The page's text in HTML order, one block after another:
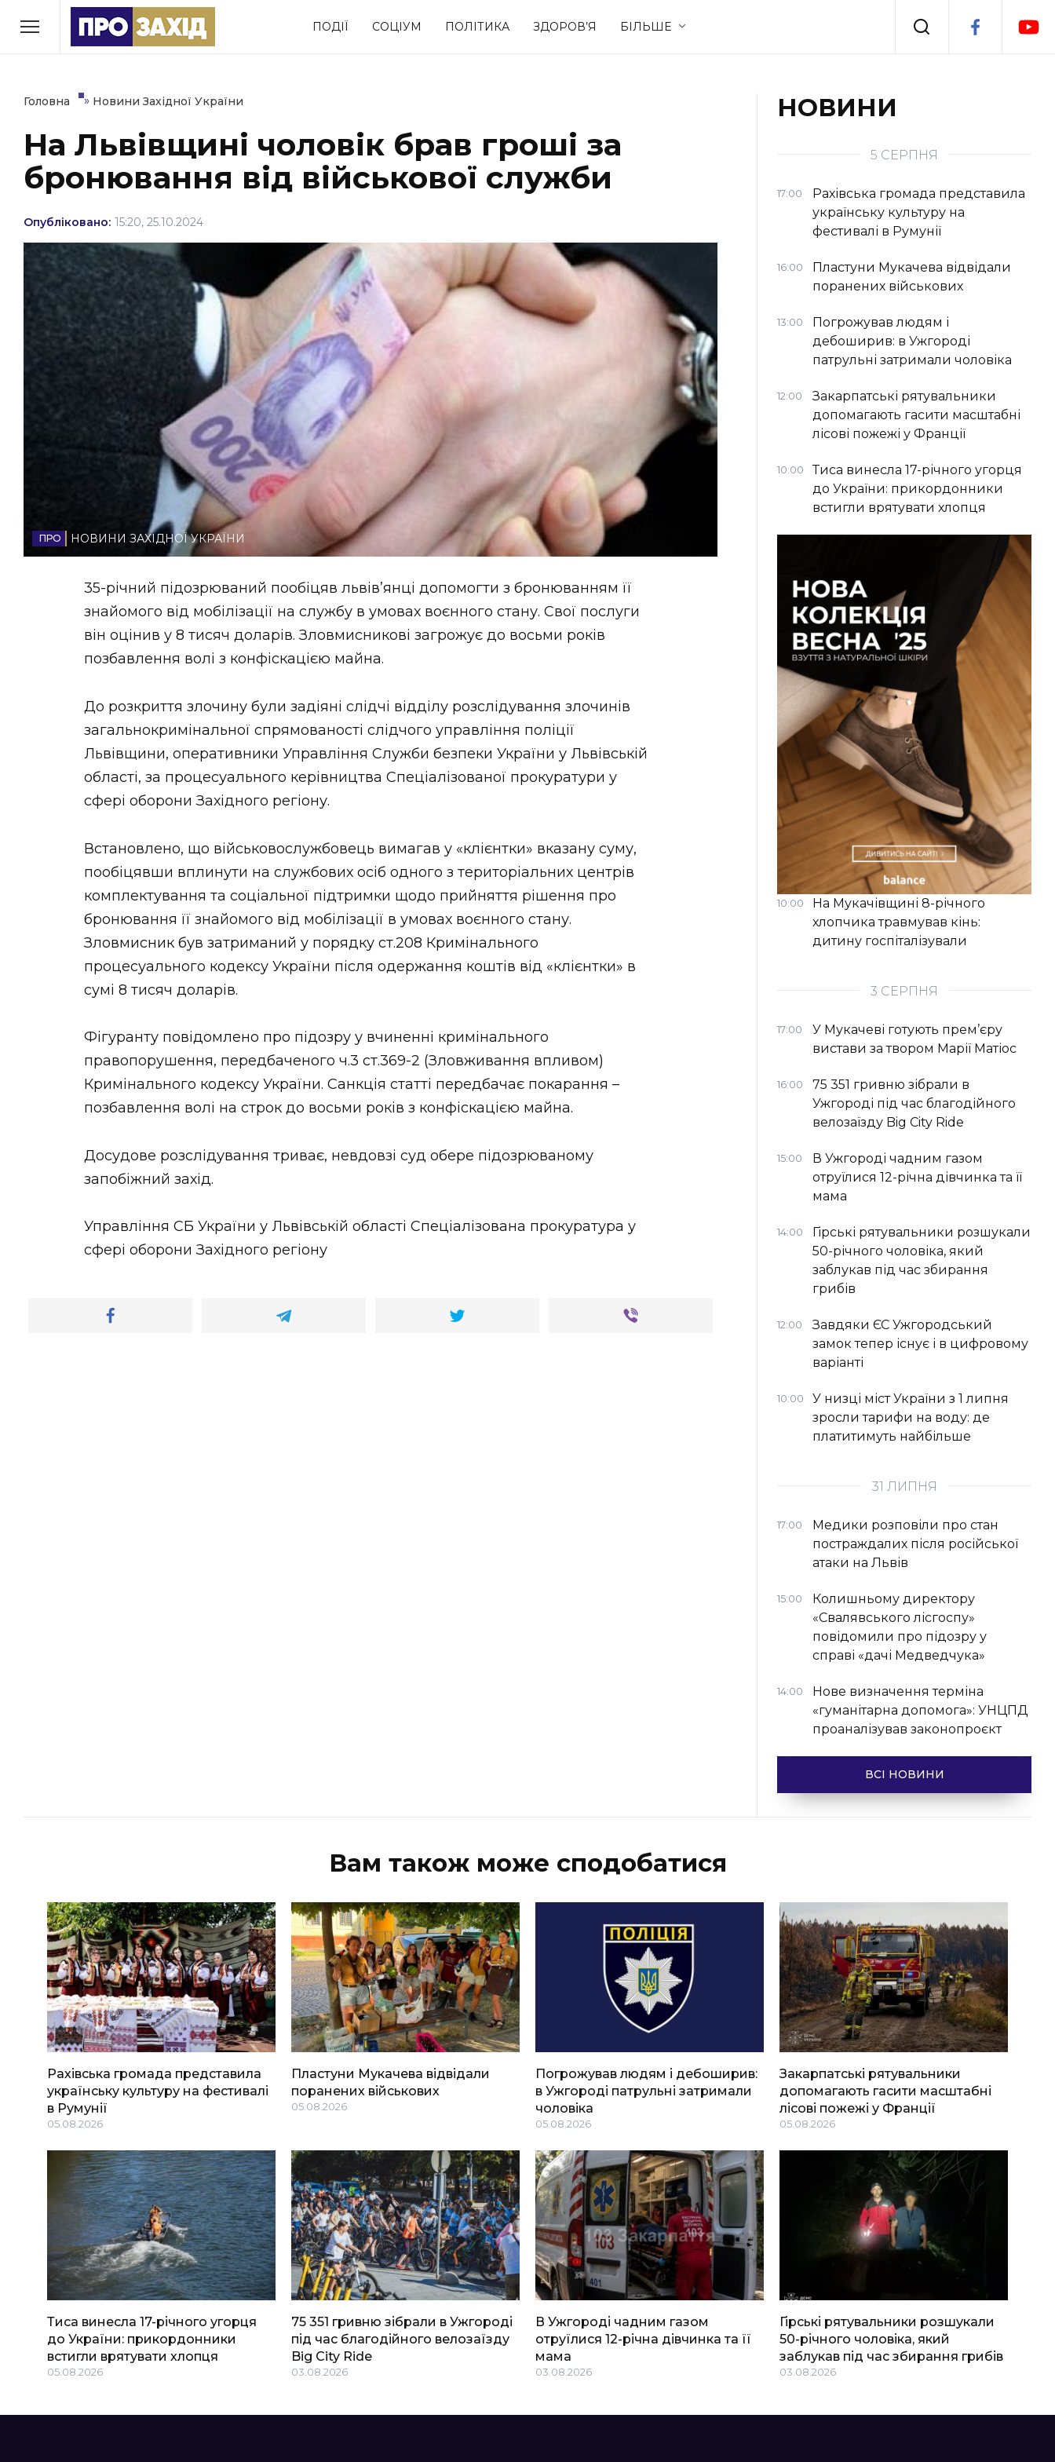
ПОДІЇ СОЦІУМ ПОЛІТИКА ЗДОРОВ’Я БІЛЬШЕ
РУБРИКИ
Економіка Здоров’я Події
Політика Соціум Спорт
Втрачений Ужгород
(відеоверсія)
ЗАКАРПАТСЬКІ НОВИНИ
НОВИНИ ЗАХІДНОЇ УКРАЇНИ
ФОТО
ВІДЕО
Головна » Новини Західної України
На Львівщині чоловік брав гроші за
бронювання від військової служби
Опубліковано: 15:20, 25.10.2024
НОВИНИ ЗАХІДНОЇ УКРАЇНИ
35-річний підозрюваний пообіцяв львів’янці допомогти з бронюванням її
знайомого від мобілізації на службу в умовах воєнного стану. Свої послуги
він оцінив у 8 тисяч доларів. Зловмисникові загрожує до восьми років
позбавлення волі з конфіскацією майна.
До розкриття злочину були задіяні слідчі відділу розслідування злочинів
загальнокримінальної спрямованості слідчого управління поліції
Львівщини, оперативники Управління Служби безпеки України у Львівській
області, за процесуального керівництва Спеціалізованої прокуратури у
сфері оборони Західного регіону.
Встановлено, що військовослужбовець вимагав у «клієнтки» вказану суму,
пообіцявши вплинути на службових осіб одного з територіальних центрів
комплектування та соціальної підтримки щодо прийняття рішення про
бронювання її знайомого від мобілізації в умовах воєнного стану.
Зловмисник був затриманий у порядку ст.208 Кримінального
процесуального кодексу України після одержання коштів від «клієнтки» в
сумі 8 тисяч доларів.
Фігуранту повідомлено про підозру у вчиненні кримінального
правопорушення, передбаченого ч.3 ст.369-2 (Зловживання впливом)
Кримінального кодексу України. Санкція статті передбачає покарання –
позбавлення волі на строк до восьми років з конфіскацією майна.
Досудове розслідування триває, невдовзі суд обере підозрюваному
запобіжний захід.
Управління СБ України у Львівській області Спеціалізована прокуратура у
сфері оборони Західного регіону
НОВИНИ
5 СЕРПНЯ
17:00
Рахівська громада представила
українську культуру на
фестивалі в Румунії
16:00
Пластуни Мукачева відвідали
поранених військових
13:00
Погрожував людям і
дебоширив: в Ужгороді
патрульні затримали чоловіка
12:00
Закарпатські рятувальники
допомагають гасити масштабні
лісові пожежі у Франції
10:00
Тиса винесла 17-річного угорця
до України: прикордонники
встигли врятувати хлопця
10:00
На Мукачівщині 8-річного
хлопчика травмував кінь:
дитину госпіталізували
3 СЕРПНЯ
17:00
У Мукачеві готують прем’єру
вистави за твором Марії Матіос
16:00
75 351 гривню зібрали в
Ужгороді під час благодійного
велозаїзду Big Сity Ride
15:00
В Ужгороді чадним газом
отруїлися 12-річна дівчинка та її
мама
14:00
Гірські рятувальники розшукали
50-річного чоловіка, який
заблукав під час збирання
грибів
12:00
Завдяки ЄС Ужгородський
замок тепер існує і в цифровому
варіанті
10:00
У низці міст України з 1 липня
зросли тарифи на воду: де
платитимуть найбільше
31 ЛИПНЯ
17:00
Медики розповіли про стан
постраждалих після російської
атаки на Львів
15:00
Колишньому директору
«Свалявського лісгоспу»
повідомили про підозру у
справі «дачі Медведчука»
14:00
Нове визначення терміна
«гуманітарна допомога»: УНЦПД
проаналізував законопроєкт
ВСІ НОВИНИ
Вам також може сподобатися
Рахівська громада представила
українську культуру на фестивалі
в Румунії
05.08.2026
Пластуни Мукачева відвідали
поранених військових
05.08.2026
Погрожував людям і дебоширив:
в Ужгороді патрульні затримали
чоловіка
05.08.2026
Закарпатські рятувальники
допомагають гасити масштабні
лісові пожежі у Франції
05.08.2026
Тиса винесла 17-річного угорця
до України: прикордонники
встигли врятувати хлопця
05.08.2026
75 351 гривню зібрали в Ужгороді
під час благодійного велозаїзду
Big Сity Ride
03.08.2026
В Ужгороді чадним газом
отруїлися 12-річна дівчинка та її
мама
03.08.2026
Гірські рятувальники розшукали
50-річного чоловіка, який
заблукав під час збирання грибів
03.08.2026